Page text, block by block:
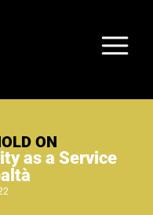
ON
as a Service